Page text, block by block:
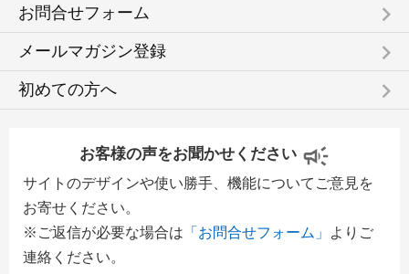
お問合せフォーム keyboard_arrow_right
メールマガジン登録 keyboard_arrow_right
初めての方へ keyboard_arrow_right
お客様の声をお聞かせください
サイトのデザインや使い勝手、機能についてご意見を
お寄せください。
※ご返信が必要な場合は 「お問合せフォーム」
よりご
連絡ください。